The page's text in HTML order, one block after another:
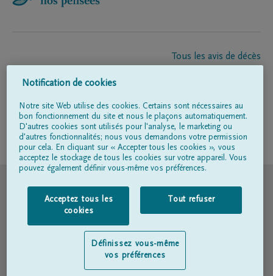
Tous les avis de décès
Entrepreneur de pompes funèbres
Suivez-nous sur
Conditions d'utilisation
Déclaration relative à la vie privée
Déclaration d’accessibilité
Notification de cookies
Notre site Web utilise des cookies. Certains sont nécessaires au
bon fonctionnement du site et nous le plaçons automatiquement.
D'autres cookies sont utilisés pour l'analyse, le marketing ou
d'autres fonctionnalités; nous vous demandons votre permission
pour cela. En cliquant sur « Accepter tous les cookies », vous
acceptez le stockage de tous les cookies sur votre appareil. Vous
pouvez également définir vous-même vos préférences.
Acceptez tous les
cookies
Tout refuser
Définissez vous-même
vos préférences